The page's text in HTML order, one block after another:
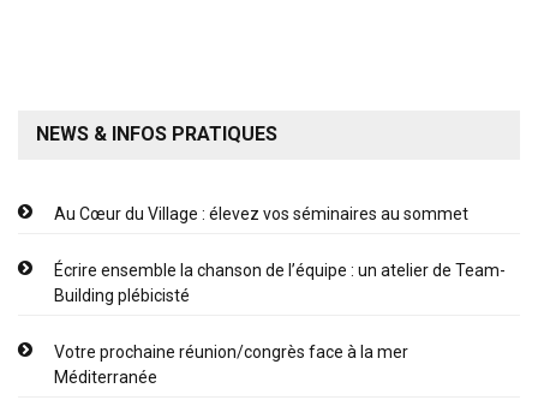
NEWS & INFOS PRATIQUES
Au Cœur du Village : élevez vos séminaires au sommet
Écrire ensemble la chanson de l’équipe : un atelier de Team-
Building plébicisté
Votre prochaine réunion/congrès face à la mer
Méditerranée